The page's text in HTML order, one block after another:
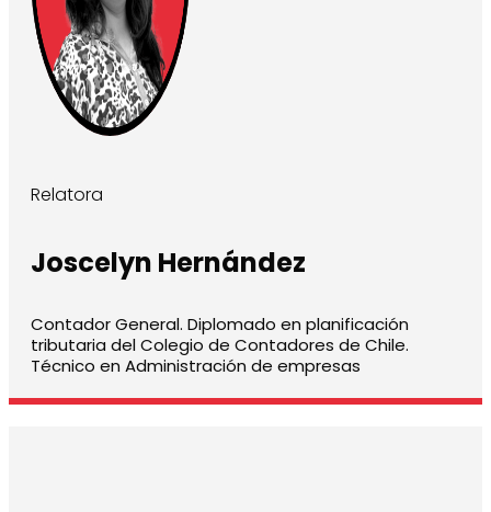
Relatora
Joscelyn Hernández
Contador General. Diplomado en planificación
tributaria del Colegio de Contadores de Chile.
Técnico en Administración de empresas